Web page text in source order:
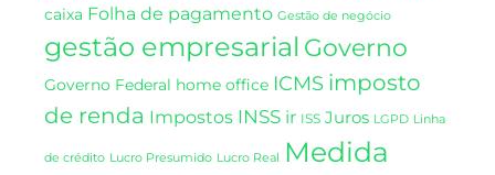
caixa Folha de pagamento Gestão de negócio
gestão empresarial Governo
Governo Federal home office ICMS imposto
de renda Impostos INSS ir ISS Juros LGPD Linha
de crédito Lucro Presumido Lucro Real
Medida